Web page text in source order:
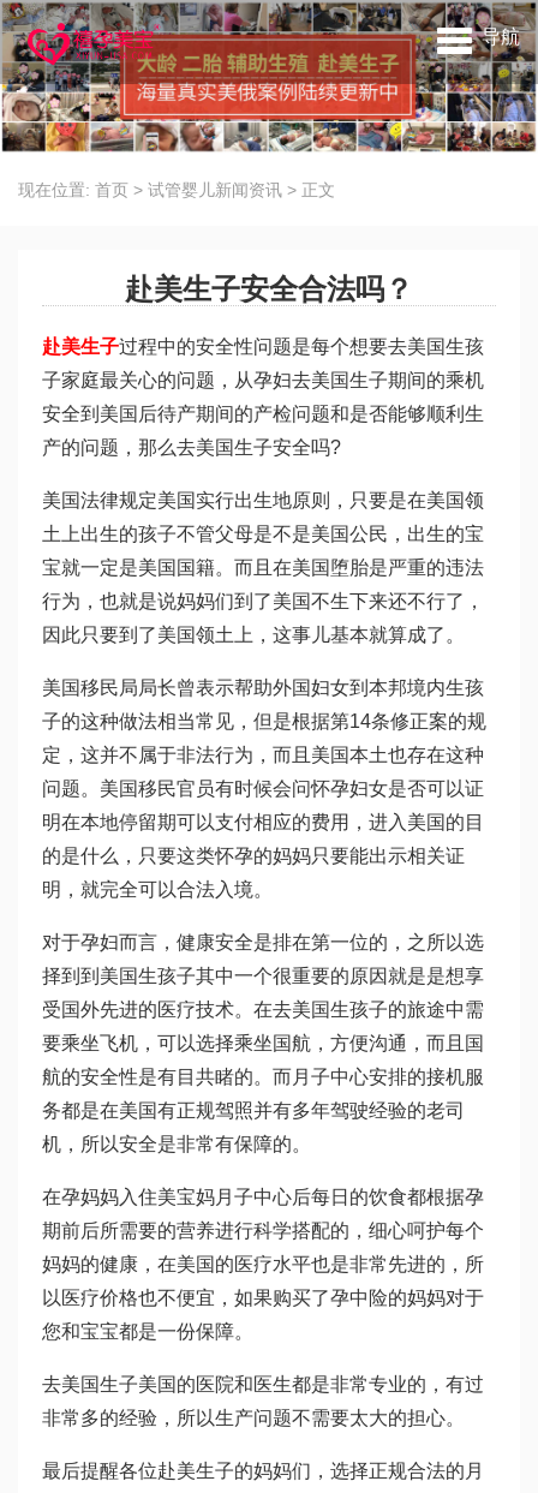
导航
现在位置: 首页 > 试管婴儿新闻资讯 > 正文
赴美生子安全合法吗？
赴美生子过程中的安全性问题是每个想要去美国生孩
子家庭最关心的问题，从孕妇去美国生子期间的乘机
安全到美国后待产期间的产检问题和是否能够顺利生
产的问题，那么去美国生子安全吗?
美国法律规定美国实行出生地原则，只要是在美国领
土上出生的孩子不管父母是不是美国公民，出生的宝
宝就一定是美国国籍。而且在美国堕胎是严重的违法
行为，也就是说妈妈们到了美国不生下来还不行了，
因此只要到了美国领土上，这事儿基本就算成了。
美国移民局局长曾表示帮助外国妇女到本邦境内生孩
子的这种做法相当常见，但是根据第14条修正案的规
定，这并不属于非法行为，而且美国本土也存在这种
问题。美国移民官员有时候会问怀孕妇女是否可以证
明在本地停留期可以支付相应的费用，进入美国的目
的是什么，只要这类怀孕的妈妈只要能出示相关证
明，就完全可以合法入境。
对于孕妇而言，健康安全是排在第一位的，之所以选
择到到美国生孩子其中一个很重要的原因就是是想享
受国外先进的医疗技术。在去美国生孩子的旅途中需
要乘坐飞机，可以选择乘坐国航，方便沟通，而且国
航的安全性是有目共睹的。而月子中心安排的接机服
务都是在美国有正规驾照并有多年驾驶经验的老司
机，所以安全是非常有保障的。
在孕妈妈入住美宝妈月子中心后每日的饮食都根据孕
期前后所需要的营养进行科学搭配的，细心呵护每个
妈妈的健康，在美国的医疗水平也是非常先进的，所
以医疗价格也不便宜，如果购买了孕中险的妈妈对于
您和宝宝都是一份保障。
去美国生子美国的医院和医生都是非常专业的，有过
非常多的经验，所以生产问题不需要太大的担心。
最后提醒各位赴美生子的妈妈们，选择正规合法的月